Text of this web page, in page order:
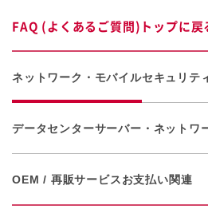
FAQ (よくあるご質問)トップに戻
ネットワーク・モバイルセキュリテ
データセンターサーバー・ネットワ
OEM / 再販サービスお支払い関連